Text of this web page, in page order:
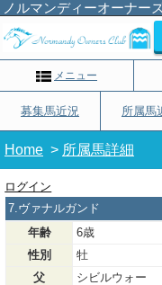
ノルマンディーオーナー
メニュー
募集馬近況 所属馬
Home > 所属馬詳細
ログイン
7.ヴァナルガンド
年齢
6歳
性別
牡
父
シビルウォー